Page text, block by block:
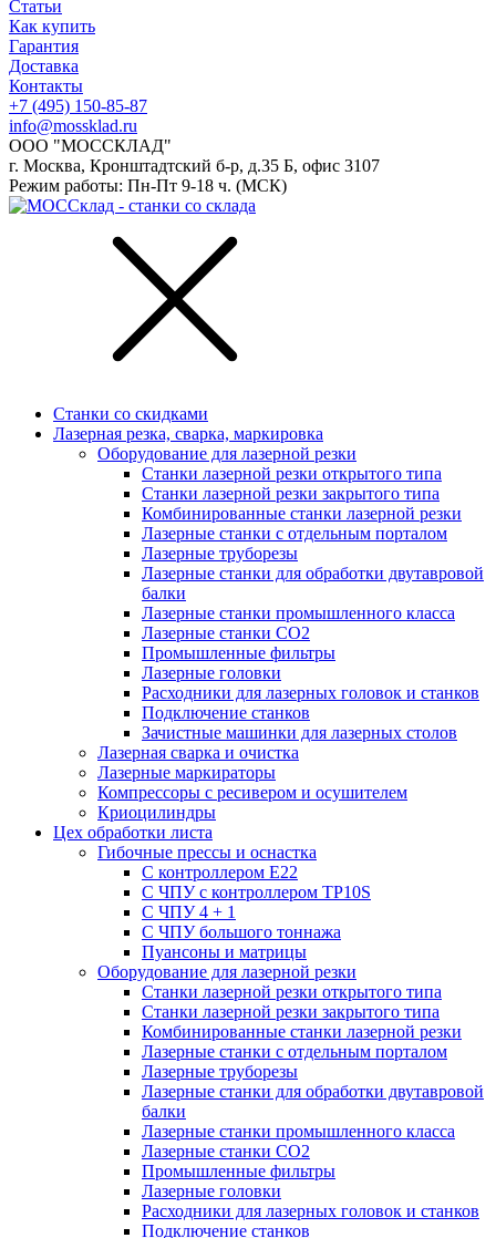
Статьи
Как купить
Гарантия
Доставка
Контакты
+7 (495) 150-85-87
info@mossklad.ru
ООО "МОССКЛАД"
г. Москва, Кронштадтский б-р, д.35 Б, офис 3107
Режим работы: Пн-Пт 9-18 ч. (МСК)
Станки со скидками
Лазерная резка, сварка, маркировка
Оборудование для лазерной резки
Станки лазерной резки открытого типа
Станки лазерной резки закрытого типа
Комбинированные станки лазерной резки
Лазерные станки с отдельным порталом
Лазерные труборезы
Лазерные станки для обработки двутавровой
балки
Лазерные станки промышленного класса
Лазерные станки CO2
Промышленные фильтры
Лазерные головки
Расходники для лазерных головок и станков
Подключение станков
Зачистные машинки для лазерных столов
Лазерная сварка и очистка
Лазерные маркираторы
Компрессоры с ресивером и осушителем
Криоцилиндры
Цех обработки листа
Гибочные прессы и оснастка
С контроллером E22
С ЧПУ с контроллером TP10S
С ЧПУ 4 + 1
С ЧПУ большого тоннажа
Пуансоны и матрицы
Оборудование для лазерной резки
Станки лазерной резки открытого типа
Станки лазерной резки закрытого типа
Комбинированные станки лазерной резки
Лазерные станки с отдельным порталом
Лазерные труборезы
Лазерные станки для обработки двутавровой
балки
Лазерные станки промышленного класса
Лазерные станки CO2
Промышленные фильтры
Лазерные головки
Расходники для лазерных головок и станков
Подключение станков